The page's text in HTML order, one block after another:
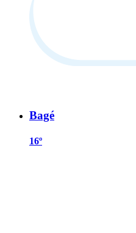
Bagé
16º